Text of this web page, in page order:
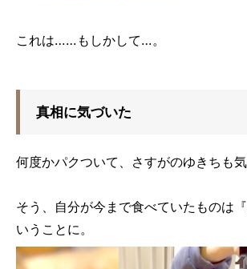
これは……もしかして…。
真相に気づいた
何度かパクついて、さすがのゆきちも気
そう、自分が今まで食べていたものは
いうことに。